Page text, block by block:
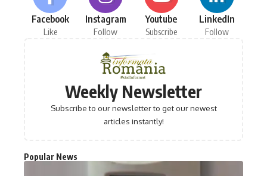
Facebook
Like
Instagram
Follow
Youtube
Subscribe
LinkedIn
Follow
Weekly Newsletter
Subscribe to our newsletter to get our newest
articles instantly!
Popular News